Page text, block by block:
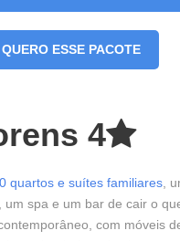
QUERO ESSE PACOTE
4
quartos e suítes familiares ,
spa e um bar de cair o
com móveis